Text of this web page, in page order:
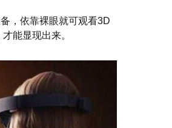
，依靠裸眼就可观看3D
能显现出来。